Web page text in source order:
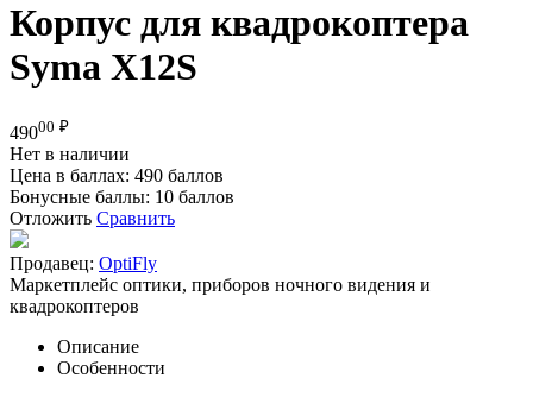
Корпус для квадрокоптера
Syma X12S
49000 ₽
Нет в наличии
Цена в баллах: 490 баллов
Бонусные баллы: 10 баллов
Отложить Сравнить
Продавец: OptiFly
Маркетплейс оптики, приборов ночного видения и
квадрокоптеров
Описание
Особенности